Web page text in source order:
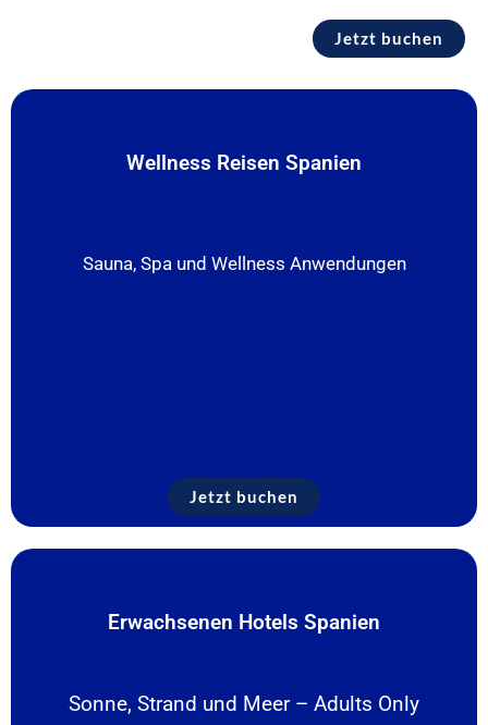
Jetzt buchen
Wellness Reisen Spanien
Sauna, Spa und Wellness Anwendungen
Jetzt buchen
Erwachsenen Hotels Spanien
Sonne, Strand und Meer – Adults Only